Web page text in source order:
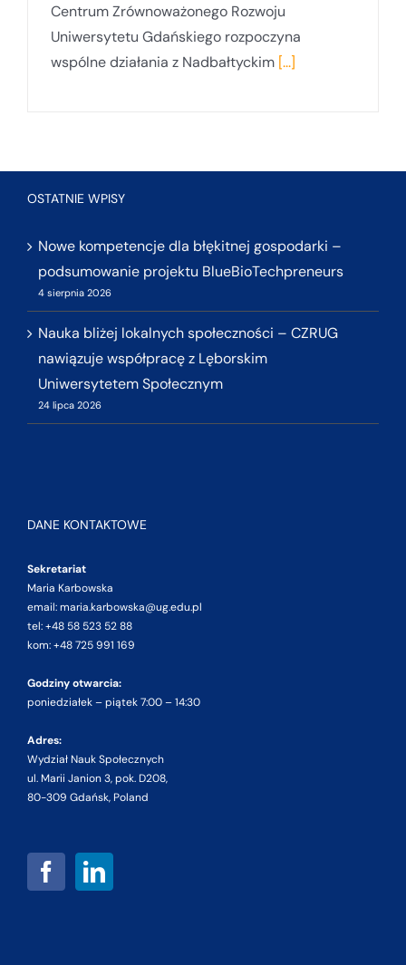
Centrum Zrównoważonego Rozwoju
Uniwersytetu Gdańskiego rozpoczyna
wspólne działania z Nadbałtyckim [...]
OSTATNIE WPISY
Nowe kompetencje dla błękitnej gospodarki –
podsumowanie projektu BlueBioTechpreneurs
4 sierpnia 2026
Nauka bliżej lokalnych społeczności – CZRUG
nawiązuje współpracę z Lęborskim
Uniwersytetem Społecznym
24 lipca 2026
DANE KONTAKTOWE
Sekretariat
Maria Karbowska
email: maria.karbowska@ug.edu.pl
tel: +48 58 523 52 88
kom: +48 725 991 169
Godziny otwarcia:
poniedziałek – piątek 7:00 – 14:30
Adres:
Wydział Nauk Społecznych
ul. Marii Janion 3, pok. D208,
80-309 Gdańsk, Poland